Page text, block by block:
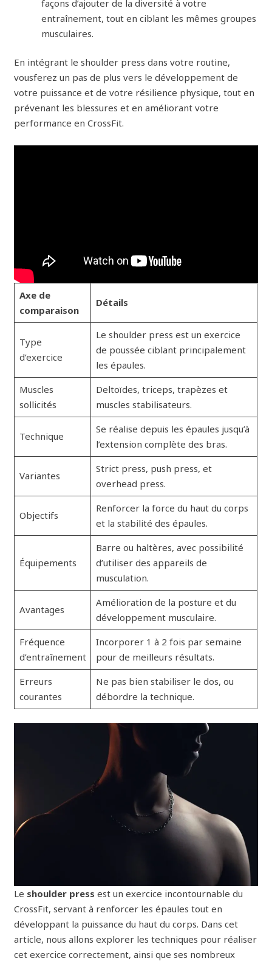
façons d’ajouter de la diversité à votre
entraînement, tout en ciblant les mêmes groupes
musculaires.
En intégrant le shoulder press dans votre routine,
vousferez un pas de plus vers le développement de
votre puissance et de votre résilience physique, tout en
prévenant les blessures et en améliorant votre
performance en CrossFit.
Axe de
comparaison
Détails
Type
d’exercice
Le shoulder press est un exercice
de poussée ciblant principalement
les épaules.
Muscles
sollicités
Deltoïdes, triceps, trapèzes et
muscles stabilisateurs.
Technique
Se réalise depuis les épaules jusqu’à
l’extension complète des bras.
Variantes
Strict press, push press, et
overhead press.
Objectifs
Renforcer la force du haut du corps
et la stabilité des épaules.
Équipements
Barre ou haltères, avec possibilité
d’utiliser des appareils de
musculation.
Avantages
Amélioration de la posture et du
développement musculaire.
Fréquence
d’entraînement
Incorporer 1 à 2 fois par semaine
pour de meilleurs résultats.
Erreurs
courantes
Ne pas bien stabiliser le dos, ou
débordre la technique.
Le shoulder press est un exercice incontournable du
CrossFit, servant à renforcer les épaules tout en
développant la puissance du haut du corps. Dans cet
article, nous allons explorer les techniques pour réaliser
cet exercice correctement, ainsi que ses nombreux